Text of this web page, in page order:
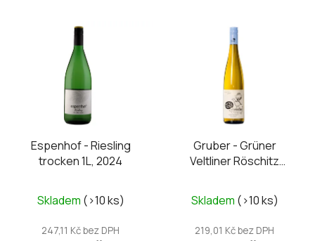
Espenhof - Riesling
trocken 1L, 2024
Skladem (>10 ks)
247,11 Kč bez DPH
Gruber - Grüner
Veltliner Röschitz
Skladem (>10 ks)
219,01 Kč bez DPH